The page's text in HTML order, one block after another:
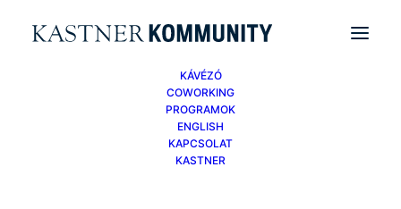
KÁVÉZÓ
COWORKING
PROGRAMOK
ENGLISH
KAPCSOLAT
KASTNER